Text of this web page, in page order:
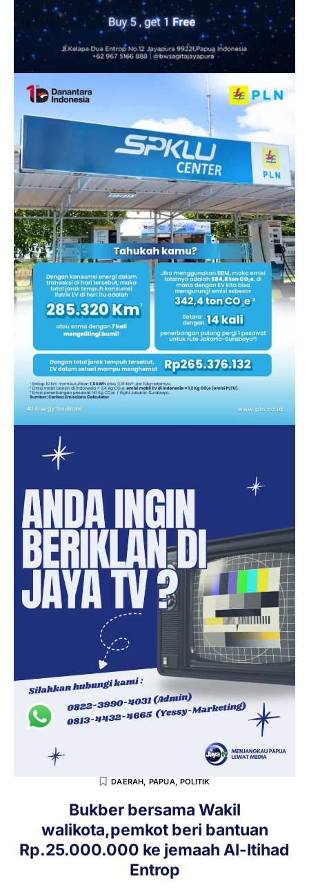
DAERAH, PAPUA,POLITIK
Bukber bersama Wakil
walikota,pemkot beri bantuan
Rp.25.000.000 ke jemaah Al-Itihad
Entrop